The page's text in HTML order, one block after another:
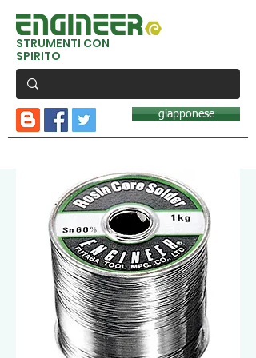
STRUMENTI CON
SPIRITO
giapponese